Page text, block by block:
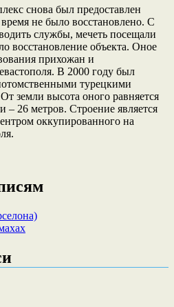
снова был предоставлен
не было восстановлено. С
службы, мечеть посещали
восстановление объекта. Оное
прихожан и
В 2000 году был
турецкими
земли высота оного равняется
26 метров. Строение является
оккупированного на